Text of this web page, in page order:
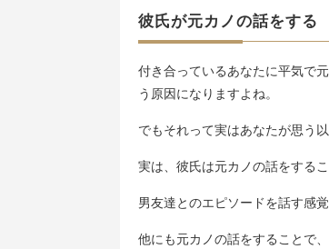
彼氏が元カノの話をする
付き合っているあなたに平気で
う原因になりますよね。
でもそれって実はあなたが思う
実は、彼氏は元カノの話をする
男友達とのエピソードを話す感
他にも元カノの話をすることで